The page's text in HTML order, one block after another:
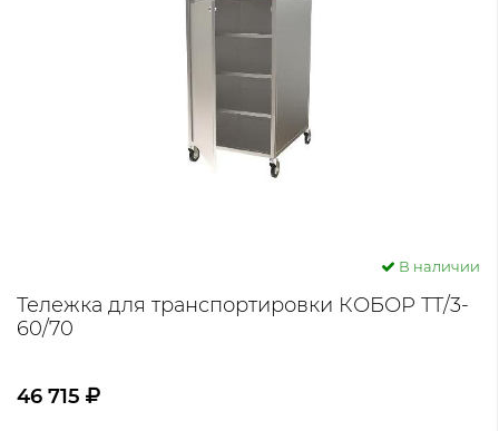
В наличии
Тележка для транспортировки КОБОР ТТ/3-
60/70
46 715